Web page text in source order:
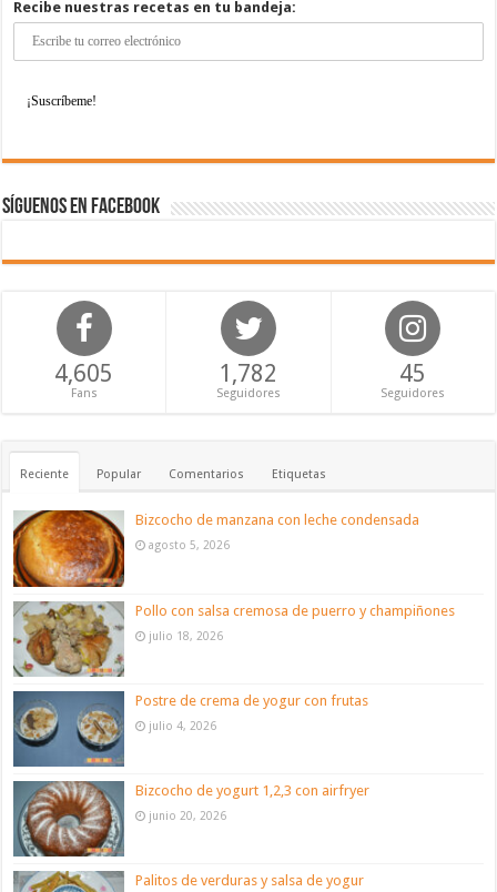
Recibe nuestras recetas en tu bandeja:
Síguenos en Facebook
4,605
Fans
1,782
Seguidores
45
Seguidores
Reciente Popular Comentarios Etiquetas
Bizcocho de manzana con leche condensada
agosto 5, 2026
Pollo con salsa cremosa de puerro y champiñones
julio 18, 2026
Postre de crema de yogur con frutas
julio 4, 2026
Bizcocho de yogurt 1,2,3 con airfryer
junio 20, 2026
Palitos de verduras y salsa de yogur